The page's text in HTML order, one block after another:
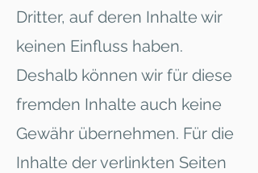
Dritter, auf deren Inhalte wir
keinen Einfluss haben.
Deshalb können wir für diese
fremden Inhalte auch keine
Gewähr übernehmen. Für die
Inhalte der verlinkten Seiten